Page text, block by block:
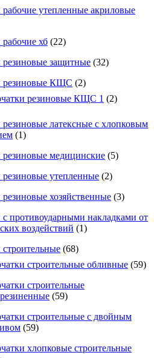
рабочие утепленные акриловые
хб (22)
резиновые защитные (32)
резиновые КЩС (2)
резиновые КЩС 1 (2)
резиновые латексные с хлопковым
(1)
резиновые медицинские (5)
резиновые утепленные (2)
хозяйственные (3)
с противоударными накладками от
воздействий (1)
(68)
строительные обливные (59)
строительные
(59)
строительные с двойным
(59)
хлопковые строительные